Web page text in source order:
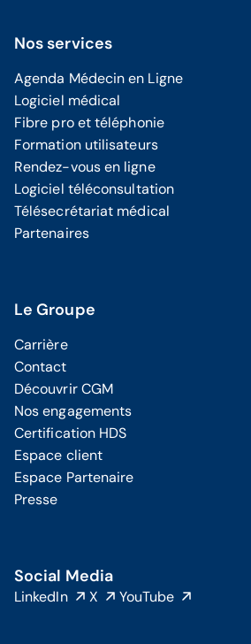
Nos services
Agenda Médecin en Ligne
Logiciel médical
Fibre pro et téléphonie
Formation utilisateurs
Rendez-vous en ligne
Logiciel téléconsultation
Télésecrétariat médical
Partenaires
Le Groupe
Carrière
Contact
Découvrir CGM
Nos engagements
Certification HDS
Espace client
Espace Partenaire
Presse
Social Media
LinkedIn X YouTube